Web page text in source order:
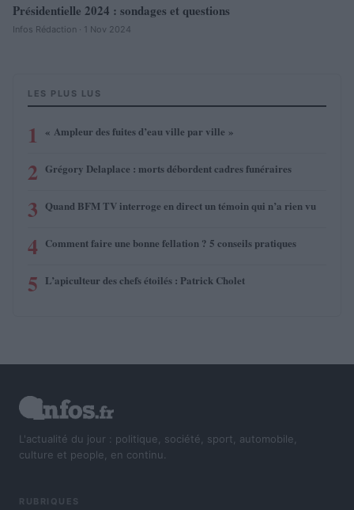
Présidentielle 2024 : sondages et questions
Infos Rédaction · 1 Nov 2024
LES PLUS LUS
1 « Ampleur des fuites d’eau ville par ville »
2 Grégory Delaplace : morts débordent cadres funéraires
3 Quand BFM TV interroge en direct un témoin qui n’a rien vu
4 Comment faire une bonne fellation ? 5 conseils pratiques
5 L’apiculteur des chefs étoilés : Patrick Cholet
L'actualité du jour : politique, société, sport, automobile,
culture et people, en continu.
RUBRIQUES